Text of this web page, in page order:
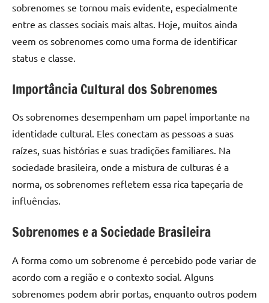
sobrenomes se tornou mais evidente, especialmente
entre as classes sociais mais altas. Hoje, muitos ainda
veem os sobrenomes como uma forma de identificar
status e classe.
Importância Cultural dos Sobrenomes
Os sobrenomes desempenham um papel importante na
identidade cultural. Eles conectam as pessoas a suas
raízes, suas histórias e suas tradições familiares. Na
sociedade brasileira, onde a mistura de culturas é a
norma, os sobrenomes refletem essa rica tapeçaria de
influências.
Sobrenomes e a Sociedade Brasileira
A forma como um sobrenome é percebido pode variar de
acordo com a região e o contexto social. Alguns
sobrenomes podem abrir portas, enquanto outros podem